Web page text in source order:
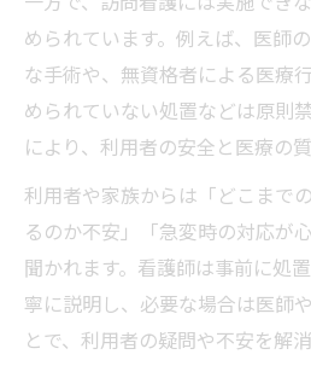
められています。例えば、医師
な手術や、無資格者による医療
められていない処置などは原則
により、利用者の安全と医療の
利用者や家族からは「どこまで
るのか不安」「急変時の対応が
聞かれます。看護師は事前に処
寧に説明し、必要な場合は医師
とで、利用者の疑問や不安を解消